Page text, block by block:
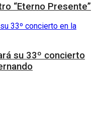
“Eterno Presente”
su 33º concierto